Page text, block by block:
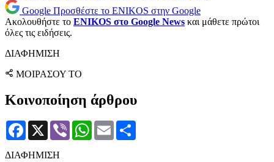
Google Προσθέστε το ENIKOS στην Google
Ακολουθήστε το ENIKOS στο Google News και μάθετε πρώτοι
όλες τις ειδήσεις.
ΔΙΑΦΗΜΙΣΗ
ΜΟΙΡΑΣΟΥ ΤΟ
Κοινοποίηση άρθρου
Facebook
X Viber WhatsApp
Email
ΔΙΑΦΗΜΙΣΗ